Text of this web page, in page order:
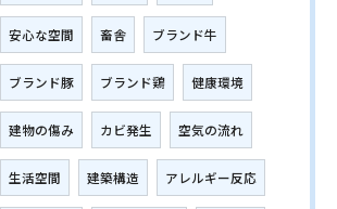
安心な空間 畜舎 ブランド牛
ブランド豚 ブランド鶏 健康環境
建物の傷み カビ発生 空気の流れ
生活空間 建築構造 アレルギー反応